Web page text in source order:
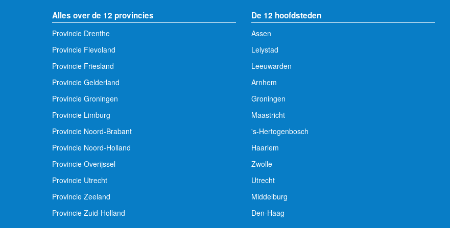
Alles over de 12 provincies
Provincie Drenthe
Provincie Flevoland
Provincie Friesland
Provincie Gelderland
Provincie Groningen
Provincie Limburg
Provincie Noord-Brabant
Provincie Noord-Holland
Provincie Overijssel
Provincie Utrecht
Provincie Zeeland
Provincie Zuid-Holland
De 12 hoofdsteden
Assen
Lelystad
Leeuwarden
Arnhem
Groningen
Maastricht
's-Hertogenbosch
Haarlem
Zwolle
Utrecht
Middelburg
Den-Haag